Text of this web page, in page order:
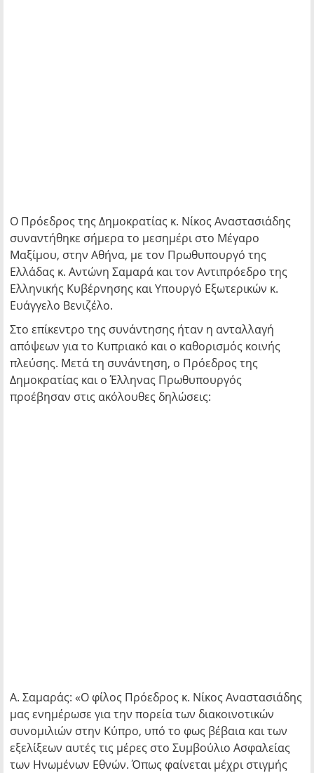
Ο Πρόεδρος της Δημοκρατίας κ. Νίκος Αναστασιάδης
συναντήθηκε σήμερα το μεσημέρι στο Μέγαρο
Μαξίμου, στην Αθήνα, με τον Πρωθυπουργό της
Ελλάδας κ. Αντώνη Σαμαρά και τον Αντιπρόεδρο της
Ελληνικής Κυβέρνησης και Υπουργό Εξωτερικών κ.
Ευάγγελο Βενιζέλο.
Στο επίκεντρο της συνάντησης ήταν η ανταλλαγή
απόψεων για τo Κυπριακό και ο καθορισμός κοινής
πλεύσης. Μετά τη συνάντηση, ο Πρόεδρος της
Δημοκρατίας και ο Έλληνας Πρωθυπουργός
προέβησαν στις ακόλουθες δηλώσεις:
Α. Σαμαράς: «Ο φίλος Πρόεδρος κ. Νίκος Αναστασιάδης
μας ενημέρωσε για την πορεία των διακοινοτικών
συνομιλιών στην Κύπρο, υπό το φως βέβαια και των
εξελίξεων αυτές τις μέρες στο Συμβούλιο Ασφαλείας
των Ηνωμένων Εθνών. Όπως φαίνεται μέχρι στιγμής